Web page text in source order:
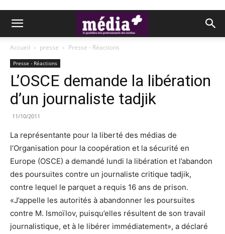
Accueil presse Presse - Réactions
Presse - Réactions
L’OSCE demande la libération
d’un journaliste tadjik
11/10/2011
La représentante pour la liberté des médias de
l’Organisation pour la coopération et la sécurité en
Europe (OSCE) a demandé lundi la libération et l’abandon
des poursuites contre un journaliste critique tadjik,
contre lequel le parquet a requis 16 ans de prison.
«J’appelle les autorités à abandonner les poursuites
contre M. Ismoïlov, puisqu’elles résultent de son travail
journalistique, et à le libérer immédiatement», a déclaré